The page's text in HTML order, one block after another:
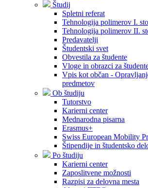
Študij
Spletni referat
Tehnologija polimerov I.
Tehnologija polimerov II.
Predavatelji
Študentski svet
Obvestila za študente
Vloge in obrazci za
Vpis kot občan -
predmetov
Ob študiju
Tutorstvo
Karierni center
Mednarodna pisarna
Erasmus+
Swiss European Mobility
Štipendije in študentsko
Po študiju
Karierni center
Zaposlitvene možnosti
Razpisi za delovna mesta